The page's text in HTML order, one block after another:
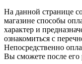
На данной странице
магазине способы
характер и
ознакомиться с
Непосредственно
Вы сможете после его